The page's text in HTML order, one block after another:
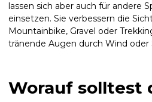
lassen sich aber auch für andere
einsetzen. Sie verbessern die
Mountainbike, Gravel oder
tränende Augen durch Wind oder
Worauf solltest